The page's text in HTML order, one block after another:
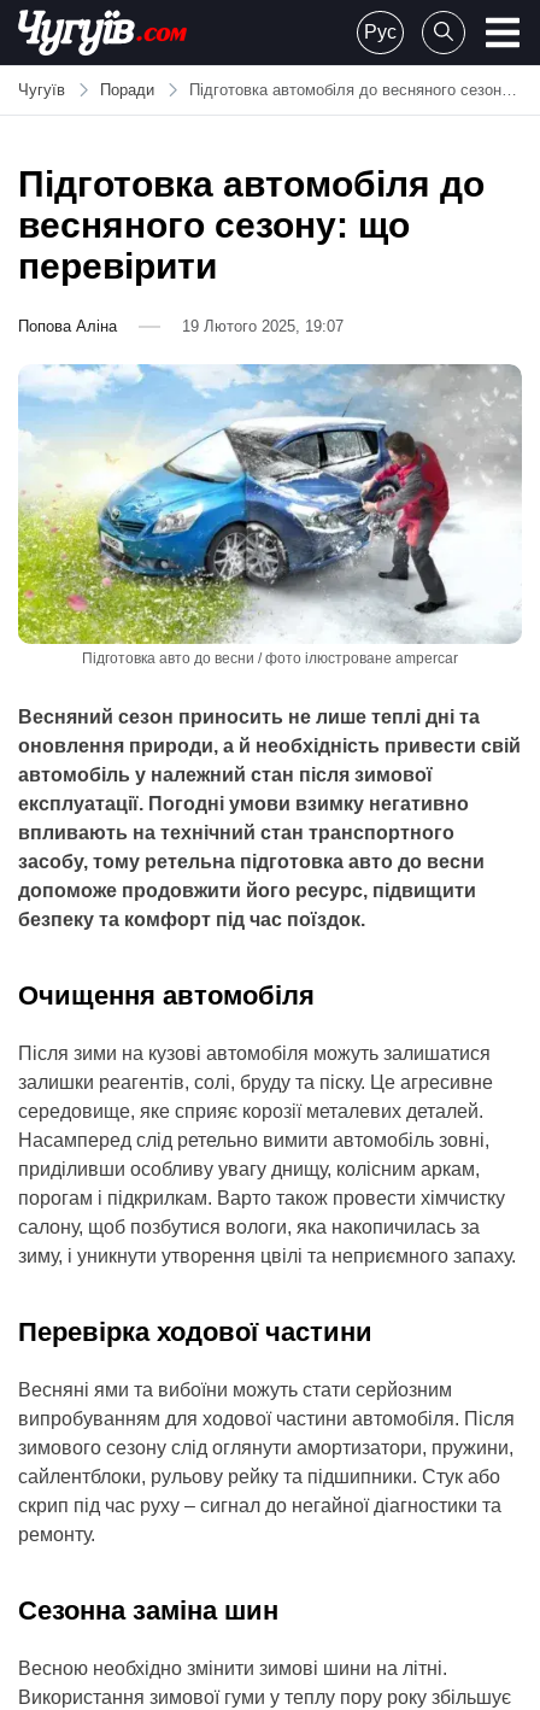
Skip
content
Chuguiv
Рус
Чугуїв Поради Підготовка автомобіля до весняного сезону: що перевірити
Підготовка автомобіля до
весняного сезону: що
перевірити
Попова Аліна 19 Лютого 2025, 19:07
Підготовка авто до весни / фото ілюстроване ampercar
Весняний сезон приносить не лише теплі дні та
оновлення природи, а й необхідність привести свій
автомобіль у належний стан після зимової
експлуатації. Погодні умови взимку негативно
впливають на технічний стан транспортного
засобу, тому ретельна підготовка авто до весни
допоможе продовжити його ресурс, підвищити
безпеку та комфорт під час поїздок.
Очищення автомобіля
Після зими на кузові автомобіля можуть залишатися
залишки реагентів, солі, бруду та піску. Це агресивне
середовище, яке сприяє корозії металевих деталей.
Насамперед слід ретельно вимити автомобіль зовні,
приділивши особливу увагу днищу, колісним аркам,
порогам і підкрилкам. Варто також провести хімчистку
салону, щоб позбутися вологи, яка накопичилась за
зиму, і уникнути утворення цвілі та неприємного запаху.
Перевірка ходової частини
Весняні ями та вибоїни можуть стати серйозним
випробуванням для ходової частини автомобіля. Після
зимового сезону слід оглянути амортизатори, пружини,
сайлентблоки, рульову рейку та підшипники. Стук або
скрип під час руху – сигнал до негайної діагностики та
ремонту.
Сезонна заміна шин
Весною необхідно змінити зимові шини на літні.
Використання зимової гуми у теплу пору року збільшує